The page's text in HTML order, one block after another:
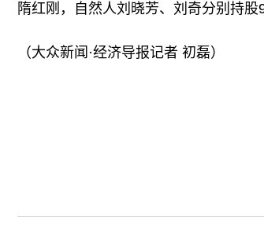
隋红刚，自然人刘晓芳、刘奇分别持股
（大众新闻·经济导报记者 初磊）